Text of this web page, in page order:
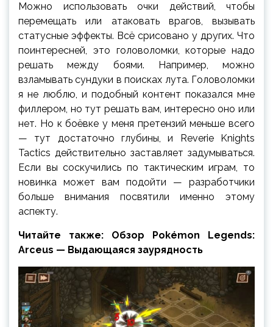
Можно использовать очки действий, чтобы
перемещать или атаковать врагов, вызывать
статусные эффекты. Всё срисовано у других. Что
поинтересней, это головоломки, которые надо
решать между боями. Например, можно
взламывать сундуки в поисках лута. Головоломки
я не люблю, и подобный контент показался мне
филлером, но тут решать вам, интересно оно или
нет. Но к боёвке у меня претензий меньше всего
— тут достаточно глубины, и Reverie Knights
Tactics действительно заставляет задумываться.
Если вы соскучились по тактическим играм, то
новинка может вам подойти — разработчики
больше внимания посвятили именно этому
аспекту.
Читайте также: Обзор Pokémon Legends:
Arceus — Выдающаяся заурядность